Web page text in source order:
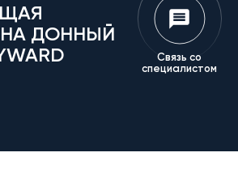
ДОННЫЙ
Связь со
специалистом